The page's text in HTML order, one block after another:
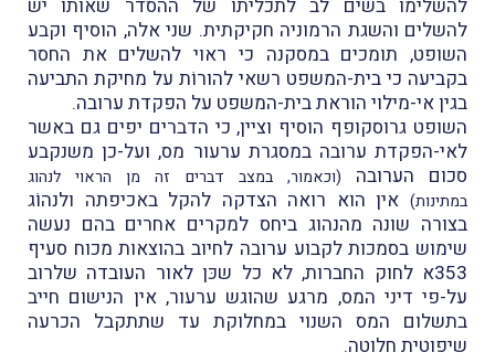
להשלימו בשים לב לתכליתו של ההסדר שאותו יש
להשלים והשגת הרמוניה חקיקתית. שני אלה, הוסיף וקבע
השופט, תומכים במסקנה כי ראוי להשלים את החסר
בקביעה כי בית-המשפט רשאי להורוֹת על מחיקת התביעה
בגין אי-מילוי הוראת בית-המשפט על הפקדת ערובה.
השופט גרוסקופף הוסיף וציין, כי הדברים יפים גם באשר
לאי-הפקדת ערובה במסגרת ערעור מס, ועל-כן משנקבע
סכום הערובה
(וכאמור, במצב דברים זה מן הראוי לנהוג
במתינות) אין הוא רואה הצדקה להקל באכיפתה ולנהוֹג
בצורה שונה מהנהוג ביחס למקרים אחרים בהם נעשה
שימוש בסמכות לקבוע ערובה לחיוב בהוצאות מכוח סעיף
353א לחוק החברות, לא כל שכּן לאור העובדה שלרוב
על-פי דיני המס, מרגע שהוגש ערעור, אין הנישום חייב
בתשלום המס השנוי במחלוקת עד שתתקבל הכרעה
שיפוטית חלוטה.